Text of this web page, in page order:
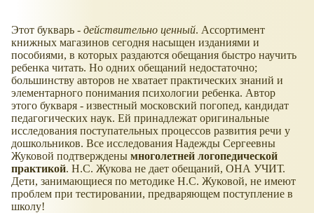
Этот букварь - действительно ценный. Ассортимент
книжных магазинов сегодня насыщен изданиями и
пособиями, в которых раздаются обещания быстро научить
ребенка читать. Но одних обещаний недостаточно;
большинству авторов не хватает практических знаний и
элементарного понимания психологии ребенка. Автор
этого букваря - известный московский погопед, кандидат
педагогических наук. Ей принадлежат оригинальные
исследования поступательных процессов развития речи у
дошкольников. Все исследования Надежды Сергеевны
Жуковой подтверждены многолетней логопедической
практикой. Н.С. Жукова не дает обещаний, ОНА УЧИТ.
Дети, занимающиеся по методике Н.С. Жуковой, не имеют
проблем при тестировании, предваряющем поступление в
школу!